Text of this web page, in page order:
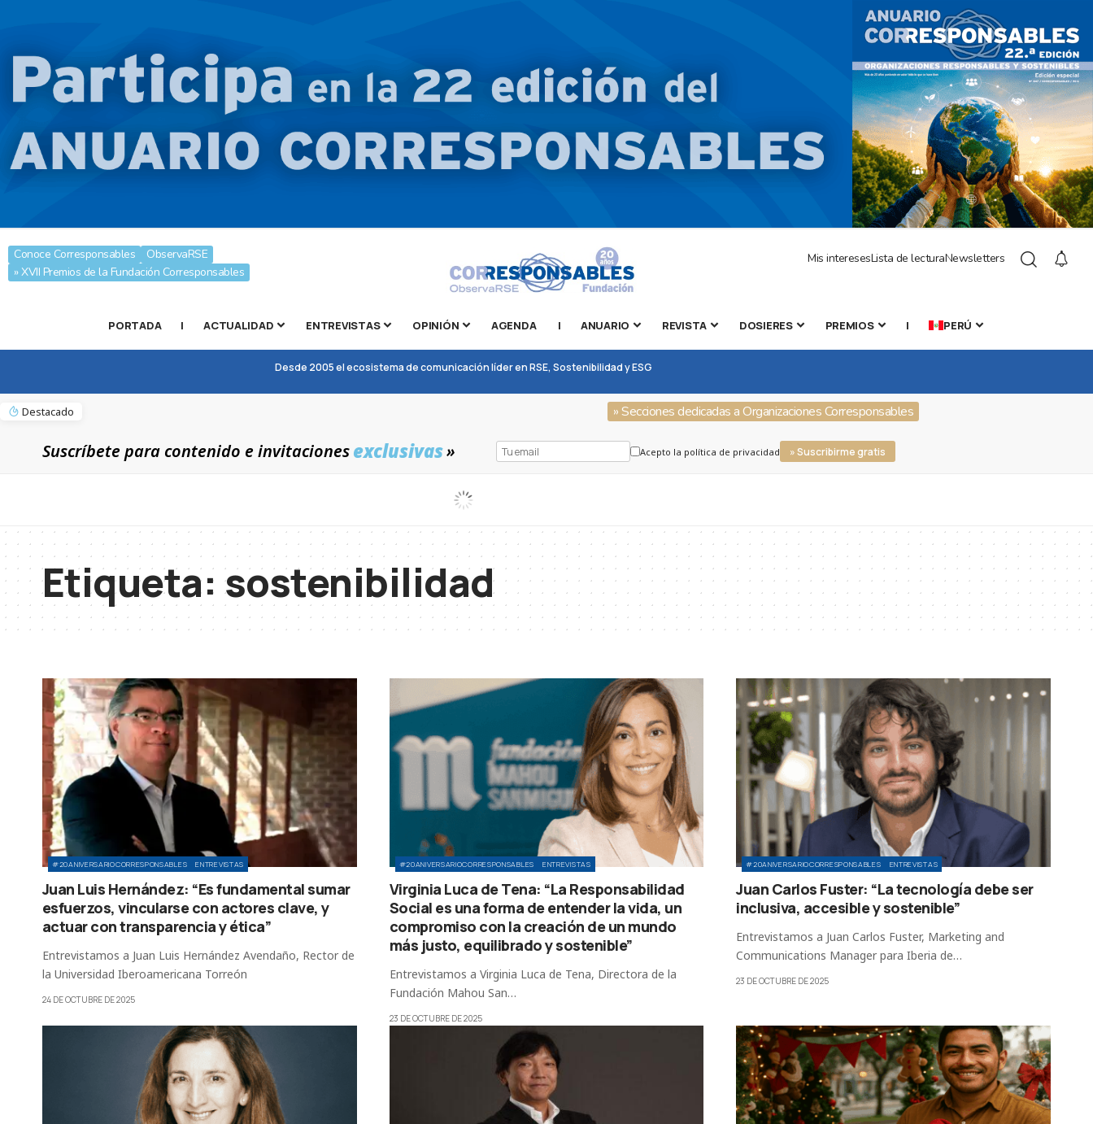
Conoce Corresponsables
ObservaRSE
» XVII Premios de la Fundación Corresponsables
Mis interesesLista de lecturaNewsletters
PORTADA | ACTUALIDAD ENTREVISTAS OPINIÓN AGENDA | ANUARIO REVISTA DOSIERES PREMIOS | PERÚ
Desde 2005 el ecosistema de comunicación líder en RSE, Sostenibilidad y ESG
Destacado » Secciones dedicadas a Organizaciones Corresponsables
Suscríbete para contenido e invitacionesexclusivas» Acepto la política de privacidad » Suscribirme gratis
Etiqueta: sostenibilidad
#20ANIVERSARIOCORRESPONSABLES ENTREVISTAS
Juan Luis Hernández: “Es fundamental sumar
esfuerzos, vincularse con actores clave, y
actuar con transparencia y ética”
Entrevistamos a Juan Luis Hernández Avendaño, Rector de
la Universidad Iberoamericana Torreón
24 DE OCTUBRE DE 2025
#20ANIVERSARIOCORRESPONSABLES ENTREVISTAS
Virginia Luca de Tena: “La Responsabilidad
Social es una forma de entender la vida, un
compromiso con la creación de un mundo
más justo, equilibrado y sostenible”
Entrevistamos a Virginia Luca de Tena, Directora de la
Fundación Mahou San…
23 DE OCTUBRE DE 2025
#20ANIVERSARIOCORRESPONSABLES ENTREVISTAS
Juan Carlos Fuster: “La tecnología debe ser
inclusiva, accesible y sostenible”
Entrevistamos a Juan Carlos Fuster, Marketing and
Communications Manager para Iberia de…
23 DE OCTUBRE DE 2025